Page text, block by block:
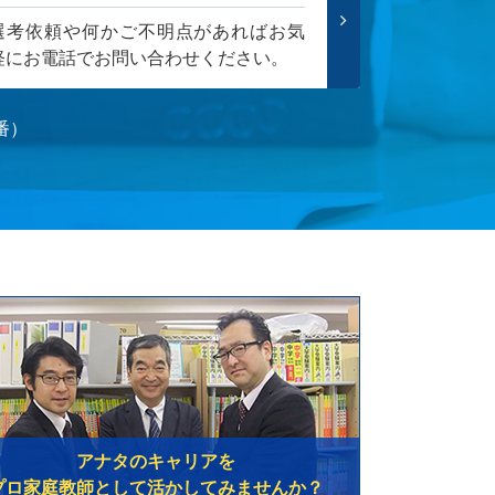
考依頼や何かご不明点があればお気
にお電話でお問い合わせください。
アナタのキャリアを
ロ家庭教師として活かしてみませんか？